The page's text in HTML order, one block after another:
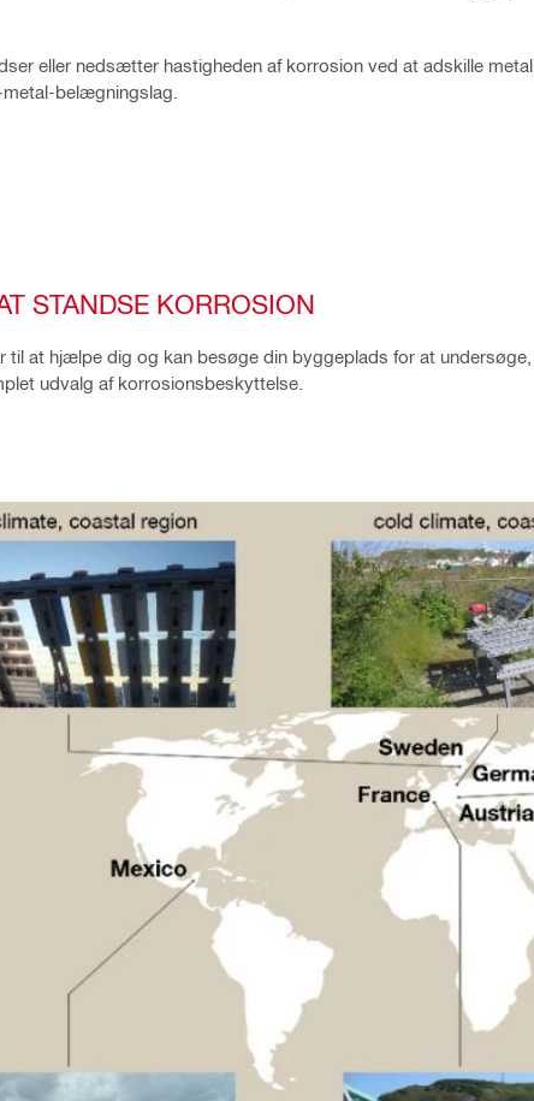
eller nedsætter hastigheden af korrosion ved at adskille
belægningslag.
STANDSE KORROSION
til at hjælpe dig og kan besøge din byggeplads for at
udvalg af korrosionsbeskyttelse.